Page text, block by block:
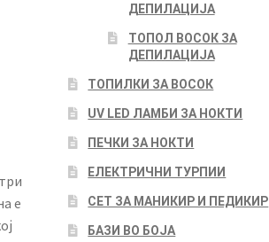
е
ДЕПИЛАЦИЈА
ТОПОЛ ВОСОК ЗА
ДЕПИЛАЦИЈА
ТОПИЛКИ ЗА ВОСОК
UV LED ЛАМБИ ЗА НОКТИ
ПЕЧКИ ЗА НОКТИ
ЕЛЕКТРИЧНИ ТУРПИИ
СЕТ ЗА МАНИКИР И ПЕДИКИР
БАЗИ ВО БОЈА